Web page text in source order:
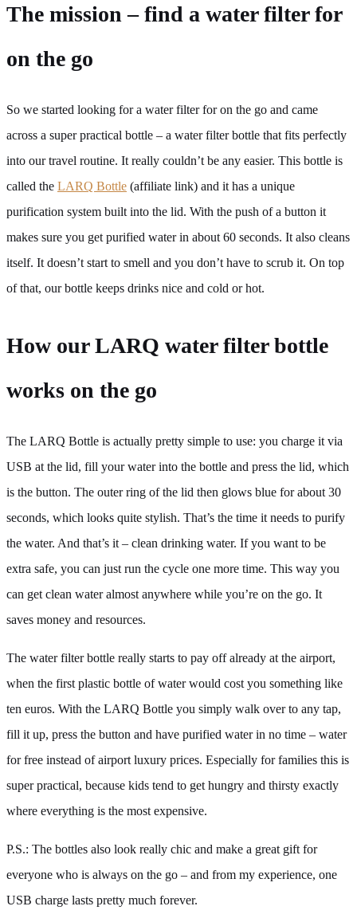
The mission – find a water filter for
on the go
So we started looking for a water filter for on the go and came
across a super practical bottle – a water filter bottle that fits perfectly
into our travel routine. It really couldn’t be any easier. This bottle is
called the LARQ Bottle (affiliate link) and it has a unique
purification system built into the lid. With the push of a button it
makes sure you get purified water in about 60 seconds. It also cleans
itself. It doesn’t start to smell and you don’t have to scrub it. On top
of that, our bottle keeps drinks nice and cold or hot.
How our LARQ water filter bottle
works on the go
The LARQ Bottle is actually pretty simple to use: you charge it via
USB at the lid, fill your water into the bottle and press the lid, which
is the button. The outer ring of the lid then glows blue for about 30
seconds, which looks quite stylish. That’s the time it needs to purify
the water. And that’s it – clean drinking water. If you want to be
extra safe, you can just run the cycle one more time. This way you
can get clean water almost anywhere while you’re on the go. It
saves money and resources.
The water filter bottle really starts to pay off already at the airport,
when the first plastic bottle of water would cost you something like
ten euros. With the LARQ Bottle you simply walk over to any tap,
fill it up, press the button and have purified water in no time – water
for free instead of airport luxury prices. Especially for families this is
super practical, because kids tend to get hungry and thirsty exactly
where everything is the most expensive.
P.S.: The bottles also look really chic and make a great gift for
everyone who is always on the go – and from my experience, one
USB charge lasts pretty much forever.